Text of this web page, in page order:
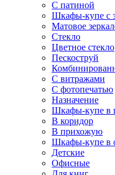
С патиной
Шкафы-купе с
Матовое
Стекло
Цветное стекло
Пескоструй
С витражами
С фотопечатью
Назначение
Шкафы-купе в
В коридор
В прихожую
Шкафы-купе в
Детские
Офисные